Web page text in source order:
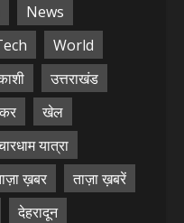
News
World
उत्तराखंड
खेल
यात्रा
ख़बर
ताज़ा ख़बरें
देहरादून